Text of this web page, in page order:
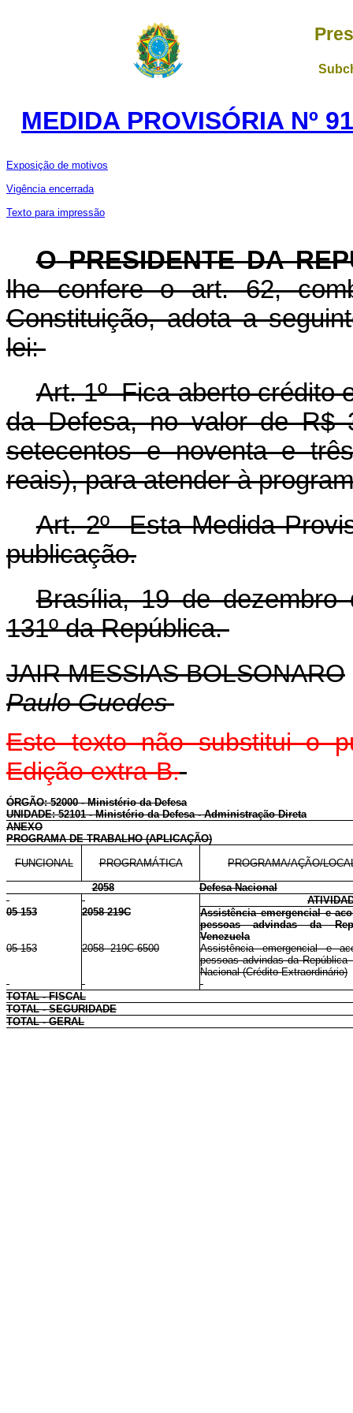
MEDIDA PROVISÓRIA Nº
Exposição de motivos
Vigência encerrada
Texto para impressão
O PRESIDENTE DA
lhe confere o art. 62,
Constituição, adota a
lei:
Art. 1º Fica aberto crédito
da Defesa, no valor de R$
setecentos e noventa e
reais), para atender à
Art. 2º Esta Medida
publicação.
Brasília, 19 de dezembro
131º da República.
JAIR MESSIAS BOLSONARO
Paulo Guedes
Este texto não substitui o
Edição extra-B.
ÓRGÃO: 52000 - Ministério da Defesa
UNIDADE: 52101 - Ministério da Defesa - Administração Direta
ANEXO
PROGRAMA DE TRABALHO (APLICAÇÃO)
FUNCIONAL PROGRAMÁTICA PROGRAMA/AÇÃO/
2058
Defesa Nacional
05 153
2058 219C
Assistência emergencial e
pessoas advindas da
Venezuela
05 153
2058 219C 6500
Assistência emergencial e
pessoas advindas da República
Nacional (Crédito Extraordinário)
TOTAL - FISCAL
TOTAL - SEGURIDADE
TOTAL - GERAL